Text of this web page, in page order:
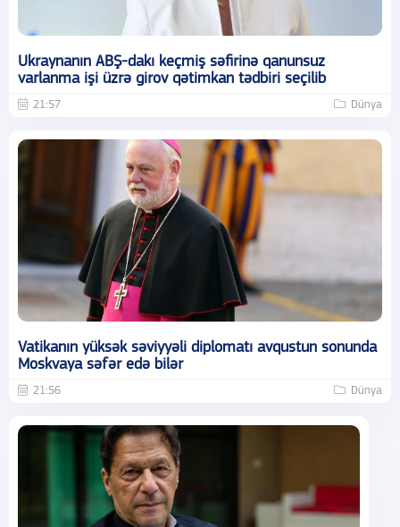
Ukraynanın ABŞ-dakı keçmiş səfirinə qanunsuz
varlanma işi üzrə girov qətimkan tədbiri seçilib
21:57 Dünya
Vatikanın yüksək səviyyəli diplomatı avqustun sonunda
Moskvaya səfər edə bilər
21:56 Dünya